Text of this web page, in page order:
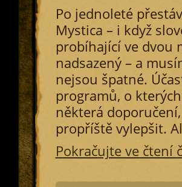
Po jednoleté
Mystica – i když
probíhající ve dvou
nadsazený – a
nejsou špatné.
programů, o
některá
propříště vylepšit.
Pokračujte ve čtení